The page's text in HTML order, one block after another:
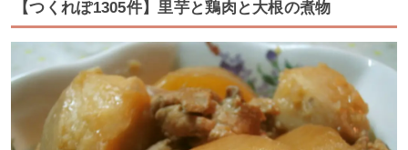
【つくれぽ1305件】里芋と鶏肉と大根の煮物